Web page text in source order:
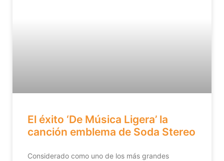
El éxito ‘De Música Ligera’ la
canción emblema de Soda Stereo
Considerado como uno de los más grandes